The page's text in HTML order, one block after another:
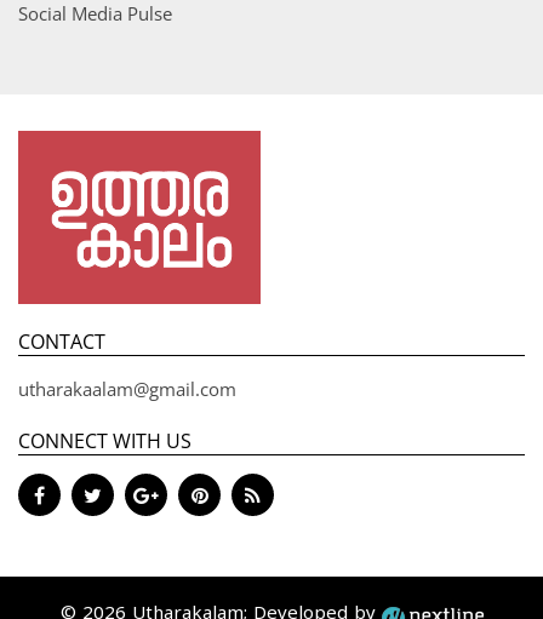
Social Media Pulse
CONTACT
utharakaalam@gmail.com
CONNECT WITH US
© 2026 Utharakalam; Developed by